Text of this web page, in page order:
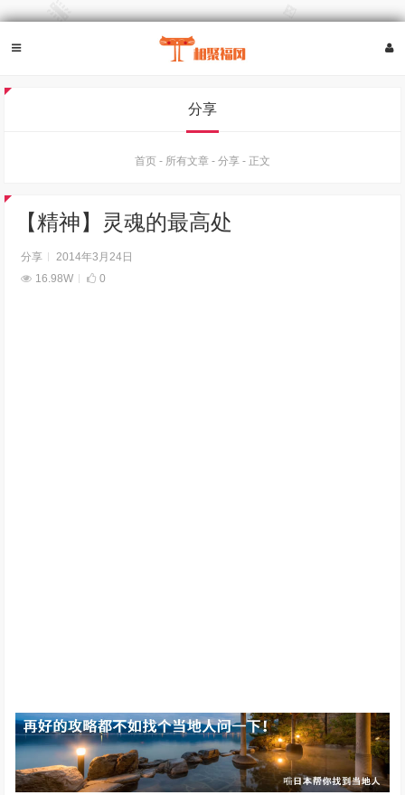
分享
首页 - 所有文章 - 分享 - 正文
【精神】灵魂的最高处
分享
2014年3月24日
16.98W
0